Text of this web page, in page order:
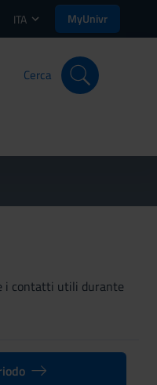
ITA MyUnivr
Cerca
i contatti utili durante